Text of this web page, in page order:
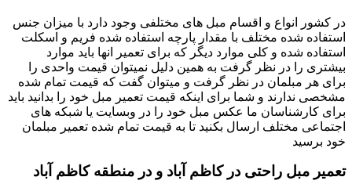
در کشور انواع و اقسام مبل های مختلفی وجود دارد با میزان جنس
استفاده شده مختلف با مقدار پارچه استفاده شده فریم و اسکلت
استفاده شده و کلی موارد دیگر که برای تعمیر انها باید موارد
بیشتری را در نظر گرفت به همین دلیل نمیتوان قیمت واحدی را
برای هر مبلمان در نظر گرفت و میتوان گفت که قیمت تمام شده
مشخصی ندارند و شما برای اینکه قیمت تعمیر مبل خود را بدانید باید
برای کارشناسان ما عکس مبل خود را در وبسایت یا شبکه های
اجتماعی مختلف ارسال بکنید تا به قیمت تمام شده تعمیر مبلمان
خود برسید
تعمیر مبل راحتی در کاظم آباد و در منطقه کاظم آباد